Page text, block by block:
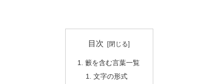
目次
籔を含む言葉一覧
文字の形式